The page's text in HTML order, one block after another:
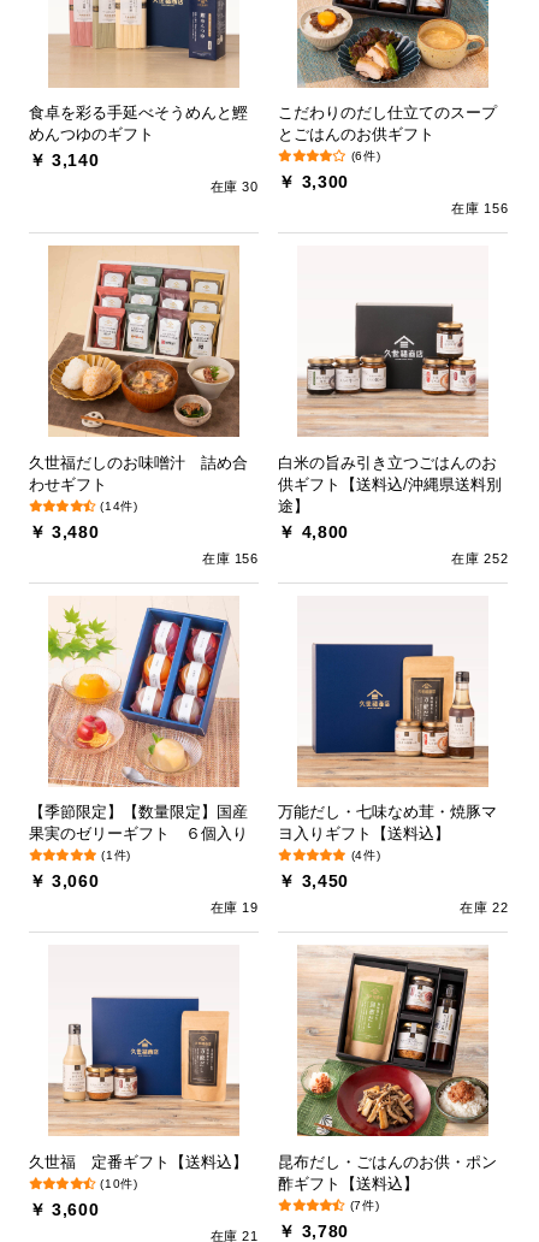
食卓を彩る手延べそうめんと鰹
めんつゆのギフト
￥ 3,140
在庫 30
こだわりのだし仕立てのスープ
とごはんのお供ギフト
(6件)
￥ 3,300
在庫 156
久世福だしのお味噌汁 詰め合
わせギフト
(14件)
￥ 3,480
在庫 156
白米の旨み引き立つごはんのお
供ギフト【送料込/沖縄県送料別
途】
￥ 4,800
在庫 252
【季節限定】【数量限定】国産
果実のゼリーギフト ６個入り
(1件)
￥ 3,060
在庫 19
万能だし・七味なめ茸・焼豚マ
ヨ入りギフト【送料込】
(4件)
￥ 3,450
在庫 22
久世福 定番ギフト【送料込】
(10件)
￥ 3,600
在庫 21
昆布だし・ごはんのお供・ポン
酢ギフト【送料込】
(7件)
￥ 3,780